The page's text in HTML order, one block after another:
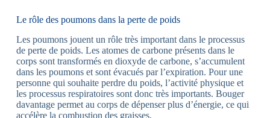
Le rôle des poumons dans la perte de poids
Les poumons jouent un rôle très important dans le processus
de perte de poids. Les atomes de carbone présents dans le
corps sont transformés en dioxyde de carbone, s’accumulent
dans les poumons et sont évacués par l’expiration. Pour une
personne qui souhaite perdre du poids, l’activité physique et
les processus respiratoires sont donc très importants. Bouger
davantage permet au corps de dépenser plus d’énergie, ce qui
accélère la combustion des graisses.